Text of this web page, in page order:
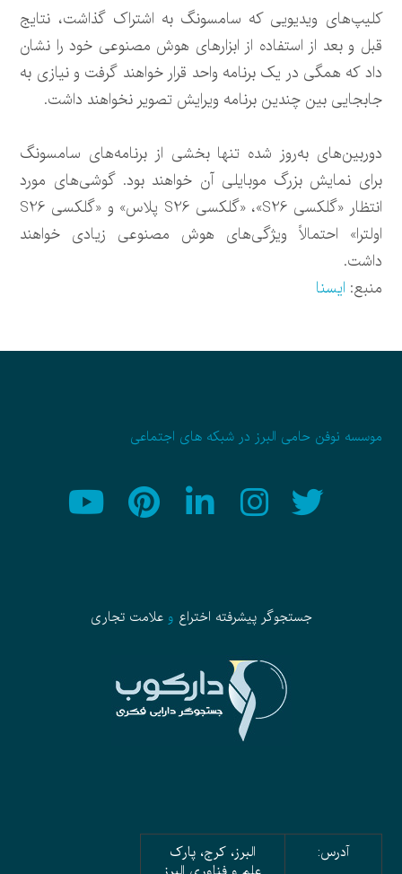
کلیپ‌های ویدیویی که سامسونگ به اشتراک گذاشت، نتایج
قبل و بعد از استفاده از ابزارهای هوش مصنوعی خود را نشان
داد که همگی در یک برنامه واحد قرار خواهند گرفت و نیازی به
جابجایی بین چندین برنامه ویرایش تصویر نخواهند داشت.
دوربین‌های به‌روز شده تنها بخشی از برنامه‌های سامسونگ
برای نمایش بزرگ موبایلی آن خواهند بود. گوشی‌های مورد
انتظار «گلکسی S26»، «گلکسی S26 پلاس» و «گلکسی S26
اولترا» احتمالاً ویژگی‌های هوش مصنوعی زیادی خواهند
داشت.
منبع: ایسنا
موسسه نوفن حامی البرز در شبکه های اجتماعی
جستجوگر پیشرفته اختراع وعلامت تجاری
آدرس:
البرز، کرج، پارک